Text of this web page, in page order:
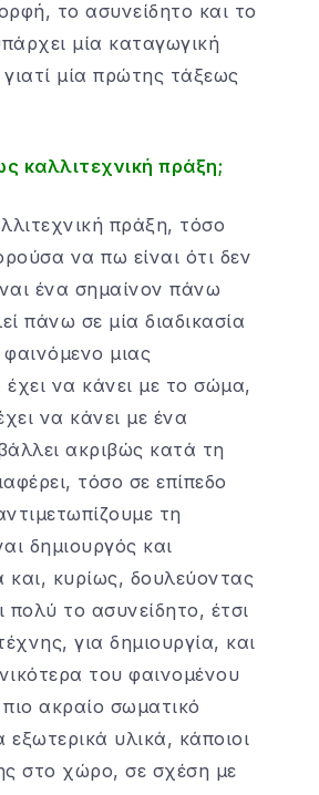
το ασυνείδητο και το
μία καταγωγική
μία πρώτης τάξεως
καλλιτεχνική πράξη;
πράξη, τόσο
να πω είναι ότι δεν
ένα σημαίνον πάνω
πάνω σε μία διαδικασία
μιας
να κάνει με το σώμα,
να κάνει με ένα
ακριβώς κατά τη
τόσο σε επίπεδο
τη
δημιουργός και
κυρίως, δουλεύοντας
το ασυνείδητο, έτσι
για δημιουργία, και
του φαινομένου
ακραίο σωματικό
υλικά, κάποιοι
στο χώρο, σε σχέση με